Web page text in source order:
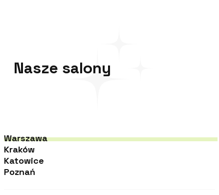
Nasze salony
Warszawa
Kraków
Katowice
Poznań